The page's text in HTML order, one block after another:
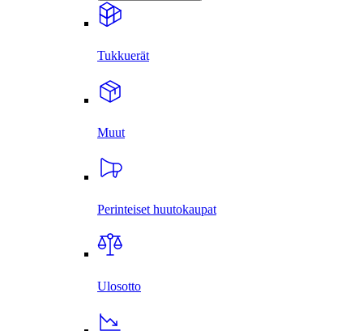
Tukkuerät
Muut
Perinteiset huutokaupat
Ulosotto